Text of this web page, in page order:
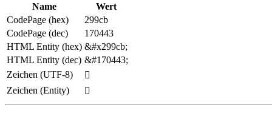
Name
Wert
CodePage (hex)
299cb
CodePage (dec)
170443
HTML Entity (hex) &#x299cb;
HTML Entity (dec) &#170443;
Zeichen (UTF-8)
𩧋
Zeichen (Entity)
𩧋